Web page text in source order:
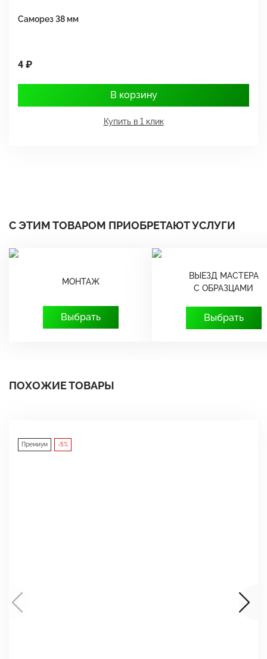
Саморез 38 мм
4 ₽
В корзину
Купить в 1 клик
С ЭТИМ ТОВАРОМ ПРИОБРЕТАЮТ УСЛУГИ
МОНТАЖ
Выбрать
ВЫЕЗД МАСТЕРА
С ОБРАЗЦАМИ
Выбрать
ПОХОЖИЕ ТОВАРЫ
Премиум -5%